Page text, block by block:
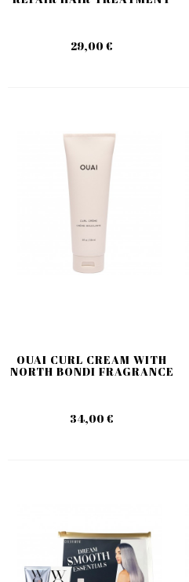
29,00 €
OUAI CURL CREAM WITH
NORTH BONDI FRAGRANCE
34,00 €